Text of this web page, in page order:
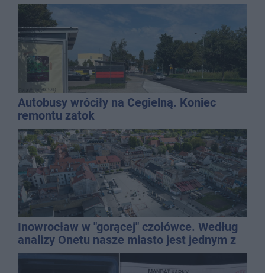
Autobusy wróciły na Cegielną. Koniec
remontu zatok
Inowrocław w "gorącej" czołówce. Według
analizy Onetu nasze miasto jest jednym z
najbardziej narażonych na upały